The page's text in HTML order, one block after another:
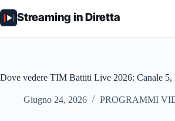
al
contenuto
Streaming in Diretta
Dove vedere TIM Battiti Live 2026: Canale 5,
Giugno 24, 2026 PROGRAMMI